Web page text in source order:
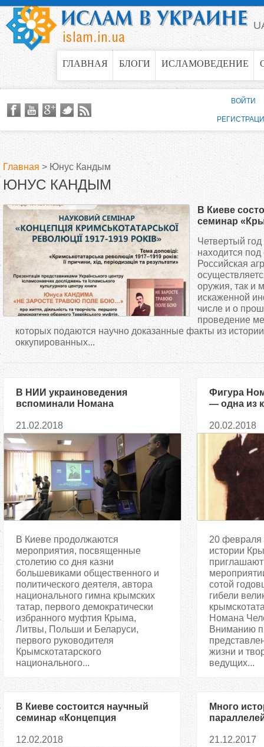
Jump to navigation
ГЛАВНАЯ БЛОГИ ИСЛАМОВЕДЕНИЕ
В
ы
з
д
е
ь
Главная > Юнус Кандым
ЮНУС КАНДЫМ
В Киеве
семинар
революция
Четвертый
находится под
Российская
оружия, так и
искаженной
числе и о
проведение
которых подаются научно доказанные факты из
оккупированных...
В НИИ украиноведения
вспоминали Номана
21.02.2018
В Киеве продолжаются
мероприятия, посвященные
столетию со дня казни
большевиками общественного и
политического деятеля, автора
национального гимна крымских
татар, первого демократически
избранного муфтия Крыма,
Литвы, Польши и Беларуси,
первого руководителя
Крымскотатарского
национального...
Фигура
— одна из
директор
20.02.2018
20 февраля
истории
сотой
гибели
Номана
Вниманию
жизни и
ведущих...
В Киеве состоится научный
семинар «Концепция
1917 — 1919 годов»
12.02.2018
Много
— историк
21.12.2017
ВОЙТИ